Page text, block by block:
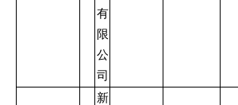
有
限
公
司
新